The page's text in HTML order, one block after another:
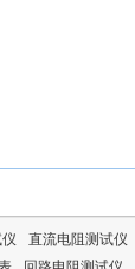
直流电阻测试仪